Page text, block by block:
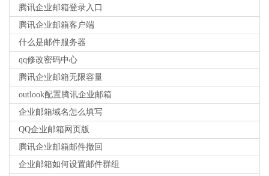
腾讯企业邮箱登录入口
腾讯企业邮箱客户端
什么是邮件服务器
qq修改密码中心
腾讯企业邮箱无限容量
outlook配置腾讯企业邮箱
企业邮箱域名怎么填写
QQ企业邮箱网页版
腾讯企业邮箱邮件撤回
企业邮箱如何设置邮件群组